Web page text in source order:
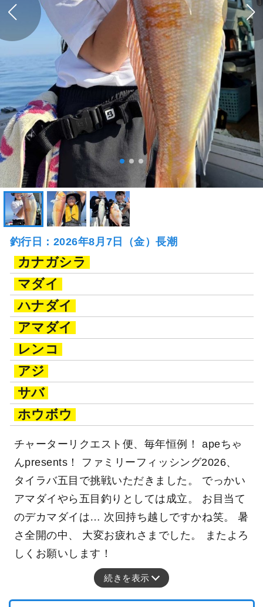
釣行日：2026年8月7日（金）長潮
カナガシラ
マダイ
ハナダイ
アマダイ
レンコ
アジ
サバ
ホウボウ
チャーターリクエスト便、毎年恒例！ apeちゃ
んpresents！ ファミリーフィッシング2026、
タイラバ五目で挑戦いただきました。 でっかい
アマダイやら五目釣りとしては成立。 お目当て
のデカマダイは… 次回持ち越しですかね笑。 暑
さ全開の中、 大変お疲れさまでした。 またよろ
しくお願いします！
続きを表示